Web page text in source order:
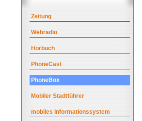
Zeitung
Webradio
Hörbuch
PhoneCast
PhoneBox
Mobiler Stadtführer
mobiles Informationssystem